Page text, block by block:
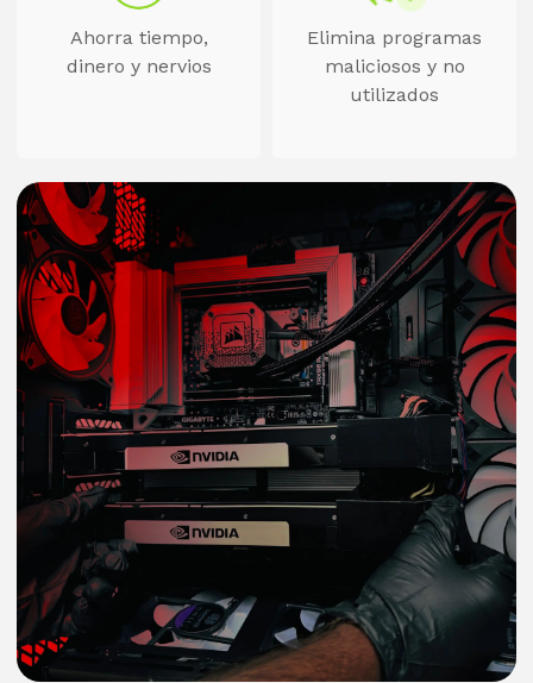
Ahorra tiempo,
dinero y nervios
Elimina programas
maliciosos y no
utilizados